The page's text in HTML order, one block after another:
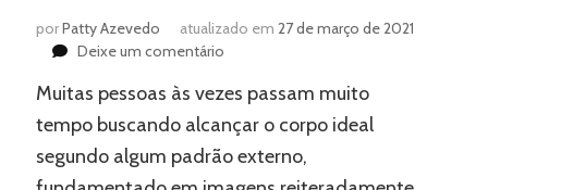
porPatty Azevedo atualizado em 27 de março de 2021
Deixe um comentárioem
que
a
ideia
de
Muitas pessoas às vezes passam muito
tempo buscando alcançar o corpo ideal
segundo algum padrão externo,